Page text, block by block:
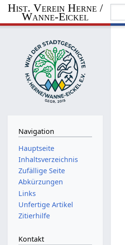
Hist. Verein Herne /
Wanne-Eickel
Navigation
Hauptseite
Inhaltsverzeichnis
Zufällige Seite
Abkürzungen
Links
Unfertige Artikel
Zitierhilfe
Kontakt